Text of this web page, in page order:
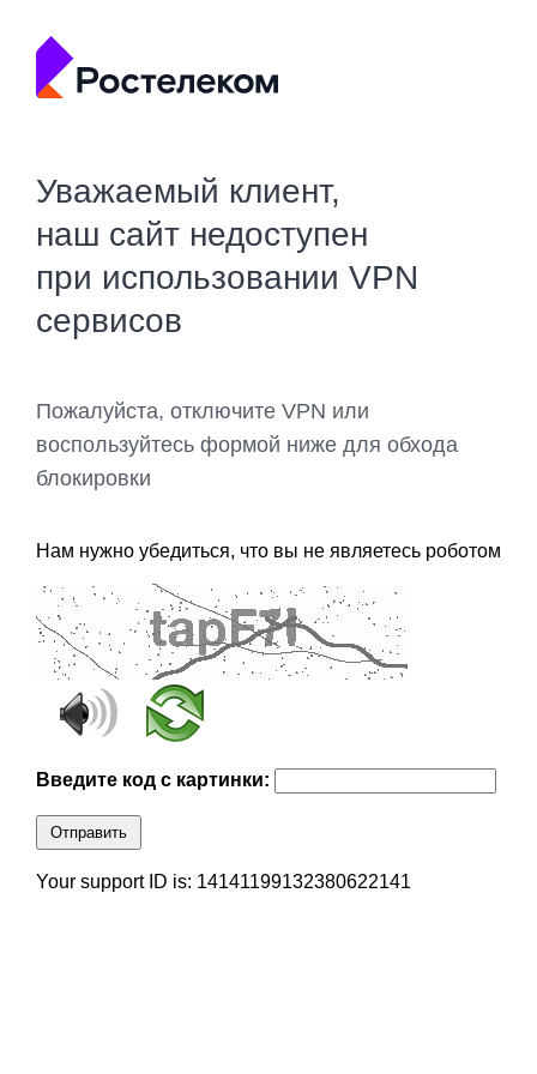
Уважаемый клиент,
наш сайт недоступен
при использовании VPN
сервисов
Пожалуйста, отключите VPN или
воспользуйтесь формой ниже для обхода
блокировки
Нам нужно убедиться, что вы не являетесь роботом
Введите код с картинки:
Отправить
Your support ID is: 14141199132380622141